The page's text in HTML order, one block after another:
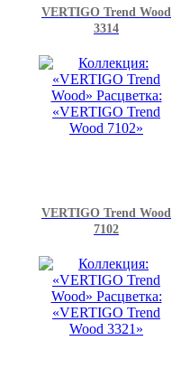
VERTIGO Trend Wood
3314
VERTIGO Trend Wood
7102